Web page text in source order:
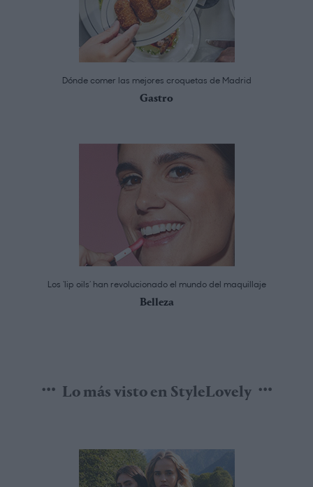
Dónde comer las mejores croquetas de Madrid
Gastro
Los ‘lip oils’ han revolucionado el mundo del maquillaje
Belleza
Lo más visto en StyleLovely